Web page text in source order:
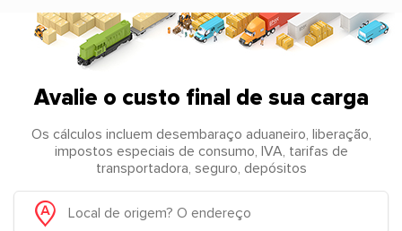
Avalie o custo final de sua carga
Os cálculos incluem desembaraço aduaneiro, liberação,
impostos especiais de consumo, IVA, tarifas de
transportadora, seguro, depósitos